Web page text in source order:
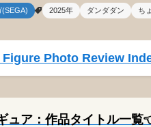
(SEGA) 2025年 ダンダダン ち
Photo Review
ュア：作品タイトル一覧